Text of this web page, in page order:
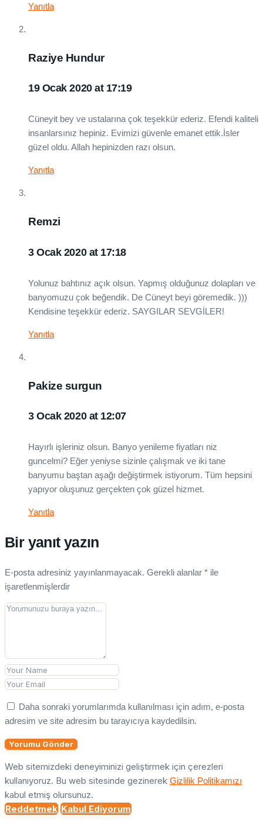
Yanıtla
Raziye Hundur
19 Ocak 2020 at 17:19
Cüneyit bey ve ustalarına çok teşekkür ederiz. Efendi kaliteli
insanlarsınız hepiniz. Evimizi güvenle emanet ettik.İsler
güzel oldu. Allah hepinizden razı olsun.
Yanıtla
Remzi
3 Ocak 2020 at 17:18
Yolunuz bahtınız açık olsun. Yapmış olduğunuz dolapları ve
banyomuzu çok beğendik. De Cüneyt beyi göremedik. )))
Kendisine teşekkür ederiz. SAYGILAR SEVGİLER!
Yanıtla
Pakize surgun
3 Ocak 2020 at 12:07
Hayırlı işleriniz olsun. Banyo yenileme fiyatları niz
guncelmi? Eğer yeniyse sizinle çalışmak ve iki tane
banyumu baştan aşağı değiştirmek istiyorum. Tüm hepsini
yapıyor oluşunuz gerçekten çok güzel hizmet.
Yanıtla
Bir yanıt yazın
E-posta adresiniz yayınlanmayacak. Gerekli alanlar * ile
işaretlenmişlerdir
Daha sonraki yorumlarımda kullanılması için adım, e-posta
adresim ve site adresim bu tarayıcıya kaydedilsin.
Yorumu Gönder
Web sitemizdeki deneyiminizi geliştirmek için çerezleri
kullanıyoruz. Bu web sitesinde gezinerek Gizlilik Politikamızı
kabul etmiş olursunuz.
Reddetmek Kabul Ediyorum